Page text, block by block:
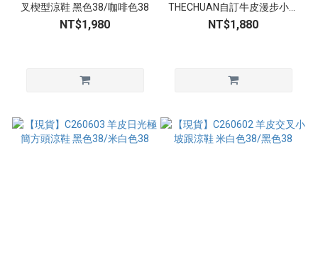
叉楔型涼鞋 黑色38/咖啡色38
NT$1,980
THECHUAN自訂牛皮漫步小貓
跟涼鞋 38
NT$1,880